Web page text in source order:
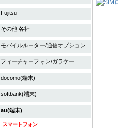
Fujitsu
その他 各社
モバイルルーター/通信オプション
フィーチャーフォン/ガラケー
docomo(端末)
softbank(端末)
au(端末)
スマートフォン